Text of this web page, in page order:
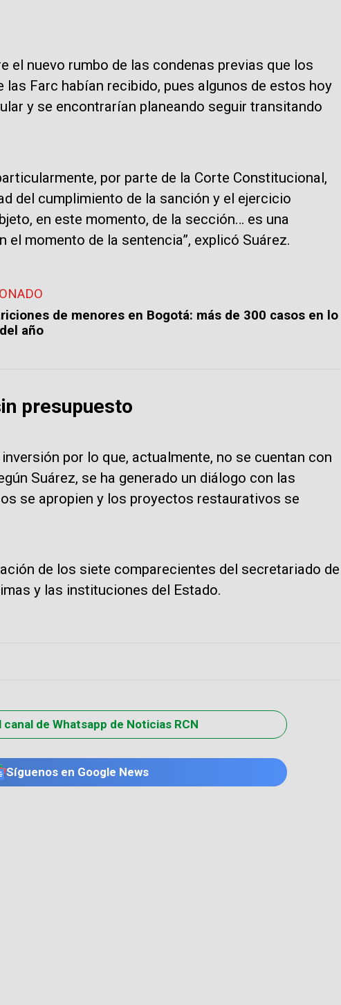
el nuevo rumbo de las condenas previas que los
Farc habían recibido, pues algunos de estos hoy
y se encontrarían planeando seguir transitando
por parte de la Corte Constitucional,
del cumplimiento de la sanción y el ejercicio
en este momento, de la sección… es una
el momento de la sentencia”, explicó Suárez.
de menores en Bogotá: más de 300 casos en lo
año
presupuesto
por lo que, actualmente, no se cuentan con
Suárez, se ha generado un diálogo con las
se apropien y los proyectos restaurativos se
de los siete comparecientes del secretariado de
y las instituciones del Estado.
canal de Whatsapp de Noticias RCN
Síguenos en Google News